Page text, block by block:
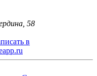
58
в